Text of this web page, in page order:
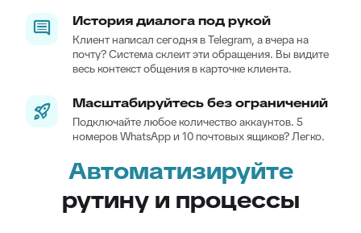
История диалога под рукой
Клиент написал сегодня в Telegram, а вчера на
почту? Система склеит эти обращения. Вы видите
весь контекст общения в карточке клиента.
Масштабируйтесь без ограничений
Подключайте любое количество аккаунтов. 5
номеров WhatsApp и 10 почтовых ящиков? Легко.
Автоматизируйте
рутину и процессы